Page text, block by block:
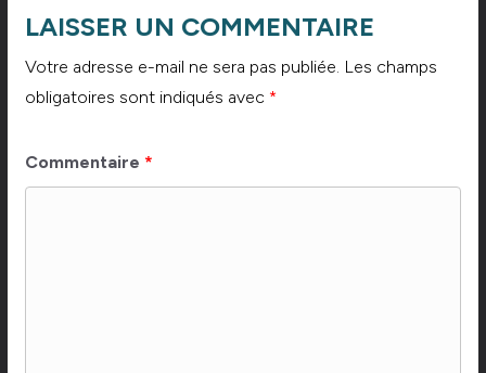
LAISSER UN COMMENTAIRE
Votre adresse e-mail ne sera pas publiée. Les champs
obligatoires sont indiqués avec *
Commentaire *